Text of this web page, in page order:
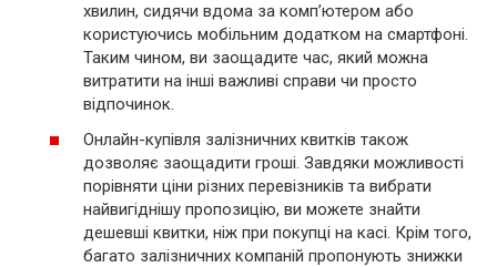
хвилин, сидячи вдома за комп’ютером або
користуючись мобільним додатком на смартфоні.
Таким чином, ви заощадите час, який можна
витратити на інші важливі справи чи просто
відпочинок.
Онлайн-купівля залізничних квитків також
дозволяє заощадити гроші. Завдяки можливості
порівняти ціни різних перевізників та вибрати
найвигіднішу пропозицію, ви можете знайти
дешевші квитки, ніж при покупці на касі. Крім того,
багато залізничних компаній пропонують знижки